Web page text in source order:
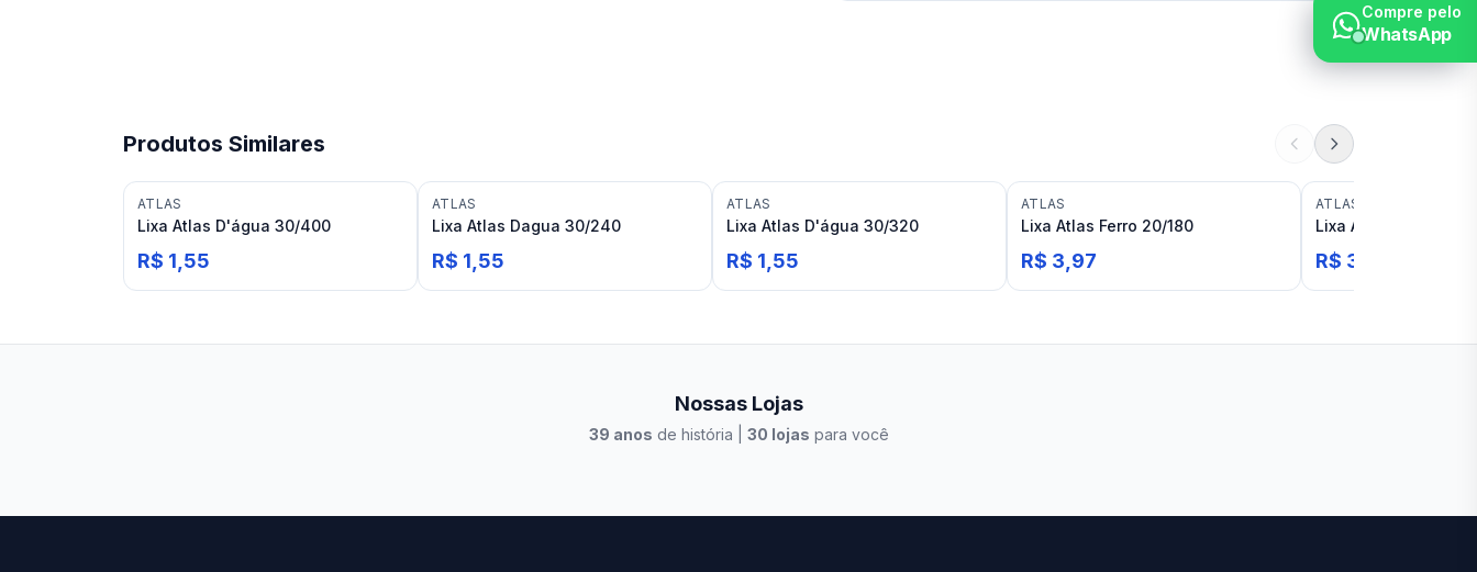
Produtos Similares
ATLAS
Lixa Atlas D'água 30/400
R$ 1,55
ATLAS
Lixa Atlas Dagua 30/240
R$ 1,55
ATLAS
Lixa Atlas D'água 30/320
R$ 1,55
ATLAS
Lixa Atlas Ferro 20/180
R$ 3,97
ATLAS
Lixa Atlas Ferro 20/
R$ 3,97
Nossas Lojas
39 anos de história | 30 lojas para você
Elevato Xangri-Lá
Compre pelo
WhatsApp